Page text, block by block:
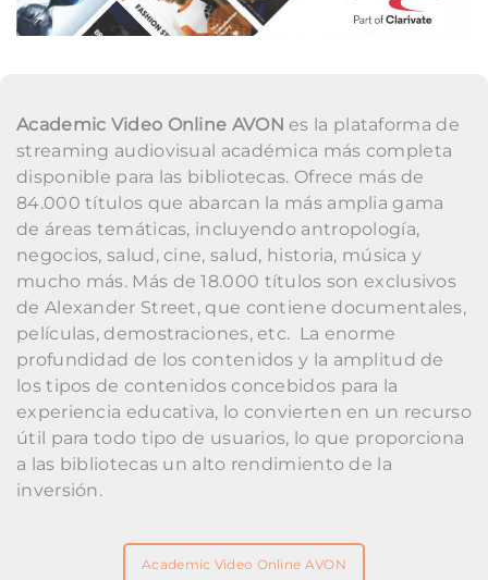
Academic Video Online AVON es la plataforma de
streaming audiovisual académica más completa
disponible para las bibliotecas. Ofrece más de
84.000 títulos que abarcan la más amplia gama
de áreas temáticas, incluyendo antropología,
negocios, salud, cine, salud, historia, música y
mucho más. Más de 18.000 títulos son exclusivos
de Alexander Street, que contiene documentales,
películas, demostraciones, etc. La enorme
profundidad de los contenidos y la amplitud de
los tipos de contenidos concebidos para la
experiencia educativa, lo convierten en un recurso
útil para todo tipo de usuarios, lo que proporciona
a las bibliotecas un alto rendimiento de la
inversión.
Academic Video Online AVON